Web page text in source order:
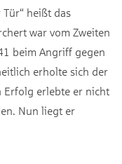
heißt das
war vom Zweiten
beim Angriff gegen
erholte sich der
Erfolg erlebte er nicht
Nun liegt er